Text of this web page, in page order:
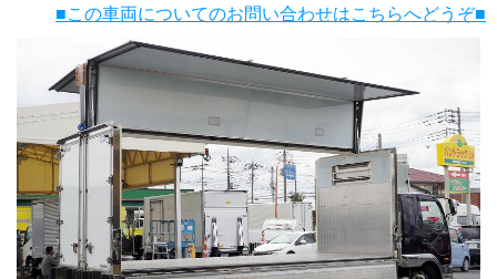
■この車両についてのお問い合わせはこちらへどうぞ■